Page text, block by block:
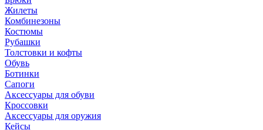
Жилеты
Комбинезоны
Костюмы
Рубашки
Толстовки и кофты
Обувь
Ботинки
Сапоги
Аксессуары для обуви
Кроссовки
Аксессуары для оружия
Кейсы